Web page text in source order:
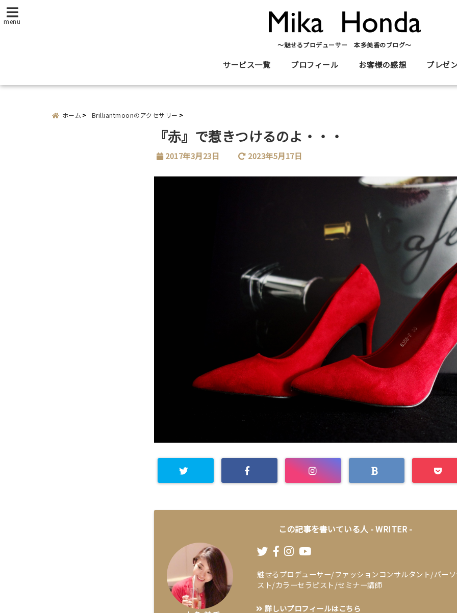
menu
～魅せるプロデューサー 本多美香のブログ～
サービス一覧 プロフィール お客様の感想 プレゼ
ホーム Brilliantmoonのアクセサリー
『赤』で惹きつけるのよ・・・
2017年3月23日 2023年5月17日
この記事を書いている人 -WRITER -
魅せるプロデューサー/ファッションコンサルタント/パー
スト/カラーセラピスト/セミナー講師
詳しいプロフィールはこちら